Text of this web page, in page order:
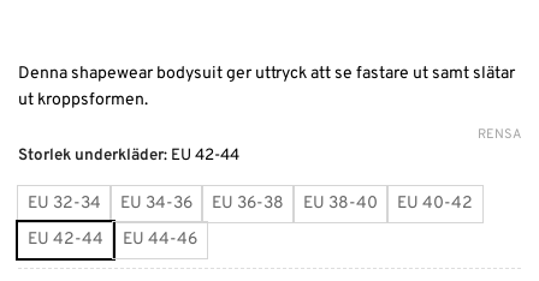
Denna shapewear bodysuit ger uttryck att se fastare ut samt slätar
ut kroppsformen.
Storlek underkläder: EU 42-44
EU 32-34 EU 34-36 EU 36-38 EU 38-40
EU 40-42
EU 42-44
EU 44-46
RENSA
Alternative: